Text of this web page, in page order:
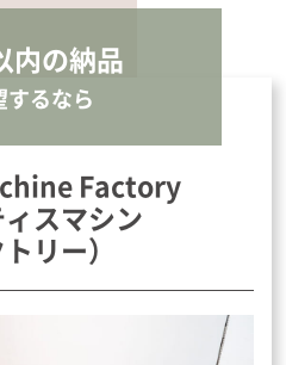
内の納品
するなら
Factory
ィスマシン
リー）